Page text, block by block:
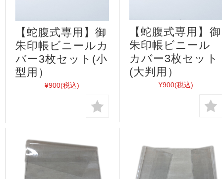
【蛇腹式専用】御
朱印帳ビニールカ
バー3枚セット(小
型用）
¥900(税込)
【蛇腹式専用】御
朱印帳ビニール
カバー3枚セット
(大判用）
¥900(税込)